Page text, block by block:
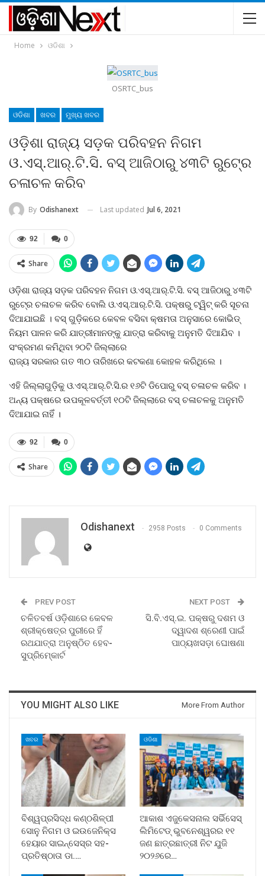
Home ଓଡିଶା
OSRTC_bus
ଓଡିଶା ଖବର ମୁଖ୍ୟ ଖବର
ଓଡ଼ିଶା ରାଜ୍ୟ ସଡ଼କ ପରିବହନ ନିଗମ
ଓ.ଏସ୍‍.ଆର୍‍.ଟି.ସି. ବସ୍‍ ଆଜିଠାରୁ ୪୩ଟି ରୁଟ୍‍ରେ
ଚଳାଚଳ କରିବ
By Odishanext Last updated Jul 6, 2021
0
92
Share
ଓଡ଼ିଶା ରାଜ୍ୟ ସଡ଼କ ପରିବହନ ନିଗମ ଓ.ଏସ୍‍.ଆର୍‍.ଟି.ସି. ବସ୍‍ ଆଜିଠାରୁ ୪୩ଟି
ରୁଟ୍‍ରେ ଚଳାଚଳ କରିବ ବୋଲି ଓ.ଏସ୍‍.ଆର୍‍.ଟି.ସି. ପକ୍ଷରୁ ଟ୍ୱିଟ୍‍ କରି ସୂଚନା
ଦିଆଯାଇଛି । ବସ୍‍ ଗୁଡ଼ିକରେ କେବଳ ବସିବା କ୍ଷମତା ଅନୁସାରେ କୋଭିଡ୍‍
ନିୟମ ପାଳନ କରି ଯାତ୍ରୀମାନଙ୍କୁ ଯାତ୍ରା କରିବାକୁ ଅନୁମତି ଦିଆଯିବ ।
ସଂକ୍ରମଣ କମିଥିବା ୨୦ଟି ଜିଲ୍ଲାରେ
ରାଜ୍ୟ ସରକାର ଗତ ୩୦ ତାରିଖରେ କଟକଣା କୋହଳ କରିଥିଲେ ।
ଏହି ଜିଲ୍ଲାଗୁଡ଼ିକୁ ଓ.ଏସ୍‍.ଆର୍‍.ଟି.ସି.ର ୧୬ଟି ଡିପୋରୁ ବସ୍‍ ଚଳାଚଳ କରିବ ।
ଅନ୍ୟ ପକ୍ଷରେ ଉପକୂଳବର୍ତ୍ତୀ ୧୦ଟି ଜିଲ୍ଲାରେ ବସ୍‍ ଚଳାଚଳକୁ ଅନୁମତି
ଦିଆଯାଇ ନାହିଁ ।
0
92
Share
Odishanext 2958 Posts 0 Comments
PREV POST
ଚଳିତବର୍ଷ ଓଡ଼ିଶାରେ କେବଳ
ଶ୍ରୀକ୍ଷେତ୍ର ପୁରୀରେ ହିଁ
ରଥଯାତ୍ରା ଅନୁଷ୍ଠିତ ହେବ-
ସୁପ୍ରିମ୍‍କୋର୍ଟ
NEXT POST
ସି.ବି.ଏସ୍‍.ଇ. ପକ୍ଷରୁ ଦଶମ ଓ
ଦ୍ୱାଦଶ ଶ୍ରେଣୀ ପାଇଁ
ପାଠ୍ୟଖସଡ଼ା ଘୋଷଣା
YOU MIGHT ALSO LIKE More From Author
ଖବର
ବିଶ୍ୱପ୍ରସିଦ୍ଧ କଣ୍ଠଶିଳ୍ପୀ
ସୋନୁ ନିଗମ ଓ ଇଉଜେନିକ୍ସ
ହେୟାର ସାଇନ୍ସେସ୍ର ସହ-
ପ୍ରତିଷ୍ଠାତା ଡା.…
ଓଡିଶା
ଆକାଶ ଏଜୁକେସନାଲ ସର୍ଭିସେସ୍
ଲିମିଟେଡ୍ ଭୁବନେଶ୍ୱରର ୧୧
ଜଣ ଛାତ୍ରଛାତ୍ରୀ ନିଟ ଯୁଜି
୨୦୨୬ରେ…